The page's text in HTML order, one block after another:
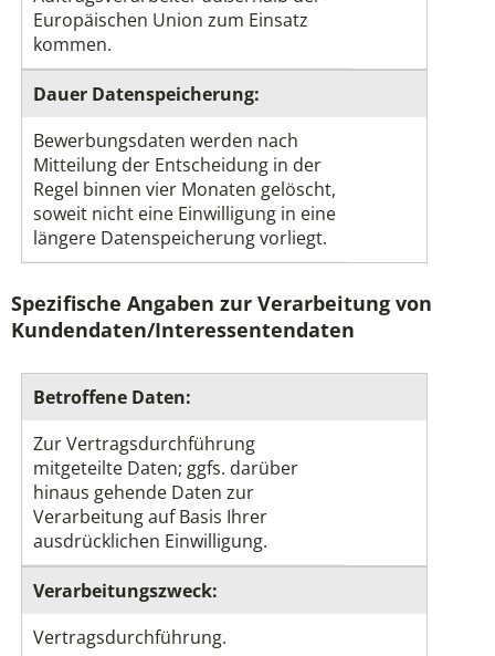
Europäischen Union zum Einsatz
kommen.
Dauer Datenspeicherung:
Bewerbungsdaten werden nach
Mitteilung der Entscheidung in der
Regel binnen vier Monaten gelöscht,
soweit nicht eine Einwilligung in eine
längere Datenspeicherung vorliegt.
Spezifische Angaben zur Verarbeitung von
Kundendaten/Interessentendaten
Betroffene Daten:
Zur Vertragsdurchführung
mitgeteilte Daten; ggfs. darüber
hinaus gehende Daten zur
Verarbeitung auf Basis Ihrer
ausdrücklichen Einwilligung.
Verarbeitungszweck:
Vertragsdurchführung.